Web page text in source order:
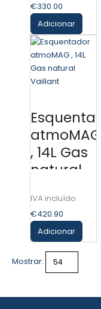
€330.00
Adicionar
atmoMAG
, 14L Gas
natural
€420.90
Adicionar
Mostrar: